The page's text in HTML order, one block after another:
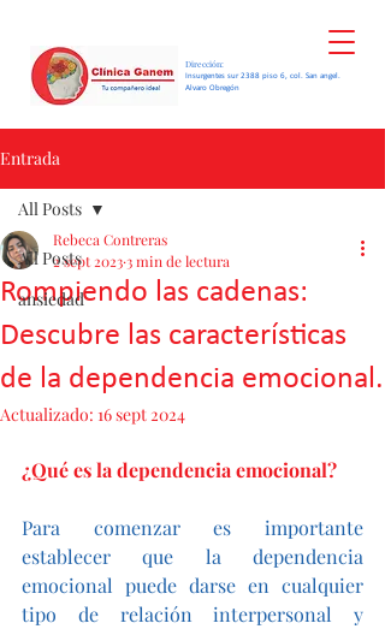
Dirección:
Insurgentes sur 2388 piso 6, col. San angel.
Alvaro Obregón
Entrada
All Posts
ansiedad
All Posts
Rompiendo las cadenas:
Descubre las características
de la dependencia emocional.
Rebeca Contreras
2 sept 20233 min de lectura
Actualizado: 16 sept 2024
¿Qué es la dependencia emocional?
Para comenzar es importante
establecer que la dependencia
emocional puede darse en cualquier
tipo de relación interpersonal y